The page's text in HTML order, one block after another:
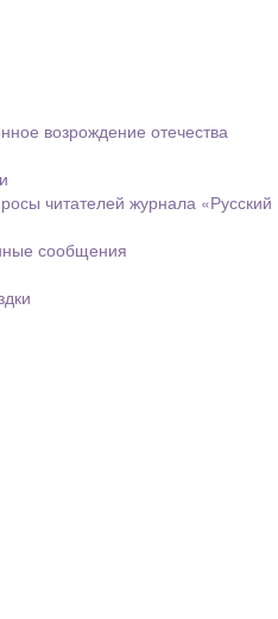
возрождение отечества
читателей журнала «Русский
сообщения